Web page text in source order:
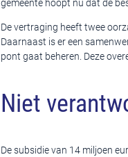
gemeente hoopt nu dat de
De vertraging heeft twee
Daarnaast is er een
pont gaat beheren. Deze
Niet
De subsidie van 14 miljoen